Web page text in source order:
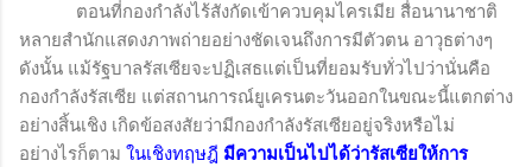
ตอนที่กองกำลังไร้สังกัดเข้าควบคุมไครเมีย สื่อนานาชาติ
หลายสำนักแสดงภาพถ่ายอย่างชัดเจนถึงการมีตัวตน อาวุธต่างๆ
ดังนั้น แม้รัฐบาลรัสเซียจะปฏิเสธแต่เป็นที่ยอมรับทั่วไปว่านั่นคือ
กองกำลังรัสเซีย แต่สถานการณ์ยูเครนตะวันออกในขณะนี้แตกต่าง
อย่างสิ้นเชิง เกิดข้อสงสัยว่ามีกองกำลังรัสเซียอยู่จริงหรือไม่
อย่างไรก็ตาม ในเชิงทฤษฎี มีความเป็นไปได้ว่ารัสเซียให้การ